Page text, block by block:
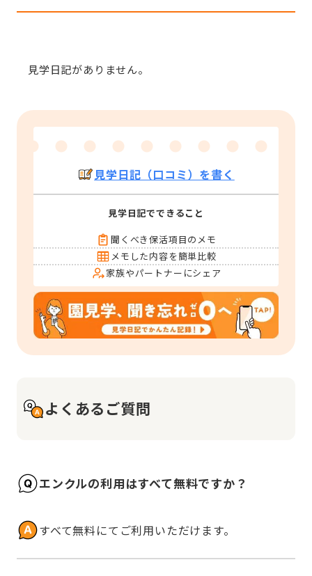
見学日記がありません。
見学日記（口コミ）を書く
見学日記でできること
聞くべき保活項目のメモ
メモした内容を簡単比較
家族やパートナーにシェア
よくあるご質問
エンクルの利用はすべて無料ですか？
すべて無料にてご利用いただけます。